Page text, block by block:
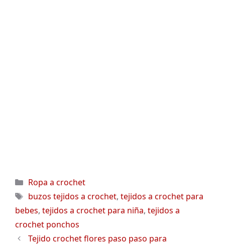
Categorías
Ropa a crochet
Etiquetas
buzos tejidos a crochet, tejidos a crochet para
bebes, tejidos a crochet para niña, tejidos a
crochet ponchos
Tejido crochet flores paso paso para